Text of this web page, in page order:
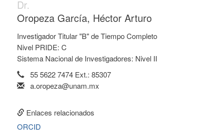
Dr.
Oropeza García, Héctor Arturo
Investigador Titular "B" de Tiempo Completo
Nivel PRIDE: C
Sistema Nacional de Investigadores: Nivel II
55 5622 7474 Ext.: 85307
a.oropeza@unam.mx
Enlaces relacionados
ORCID